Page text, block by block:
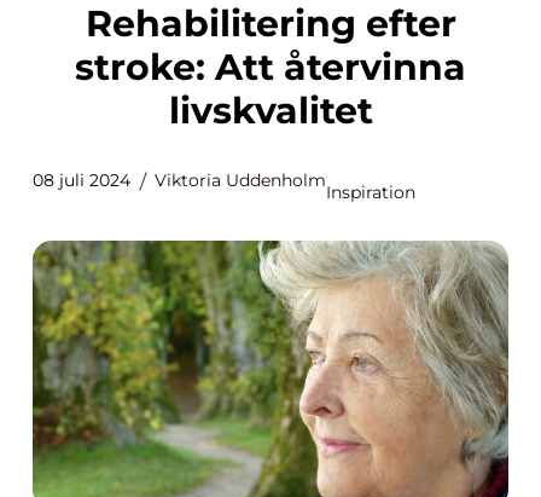
Rehabilitering efter
stroke: Att återvinna
livskvalitet
08 juli 2024 Viktoria Uddenholm
Inspiration